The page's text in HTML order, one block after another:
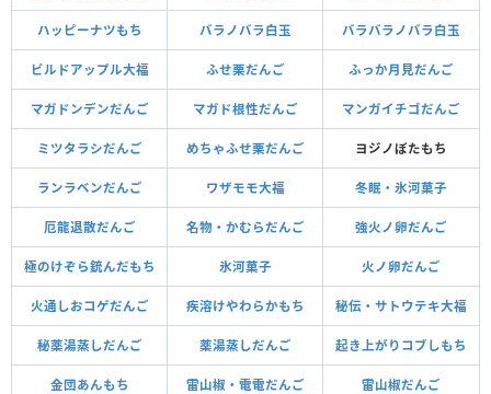
ハッピーナツもち バラノバラ白玉 バラバラノバラ白玉
ビルドアップル大福 ふせ栗だんご ふっか月見だんご
マガドンデンだんご マガド根性だんご マンガイチゴだんご
ミツタラシだんご めちゃふせ栗だんご ヨジノぼたもち
ランラベンだんご ワザモモ大福 冬眠・氷河菓子
厄龍退散だんご 名物・かむらだんご 強火ノ卵だんご
極のけぞら銃んだもち 氷河菓子 火ノ卵だんご
火通しおコゲだんご 疾溶けやわらかもち 秘伝・サトウテキ大福
秘薬湯蒸しだんご 薬湯蒸しだんご 起き上がりコブしもち
金団あんもち 雷山椒・電電だんご 雷山椒だんご